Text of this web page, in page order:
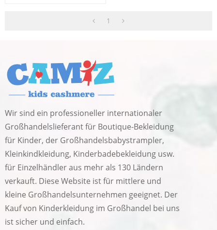
1
Wir sind ein professioneller internationaler
Großhandelslieferant für Boutique-Bekleidung
für Kinder, der Großhandelsbabystrampler,
Kleinkindkleidung, Kinderbadebekleidung usw.
für Einzelhändler aus mehr als 130 Ländern
verkauft. Diese Website ist für mittlere und
kleine Großhandelsunternehmen geeignet. Der
Kauf von Kinderkleidung im Großhandel bei uns
ist sicher und einfach.